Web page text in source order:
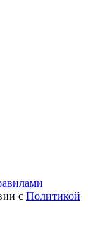
с Политикой